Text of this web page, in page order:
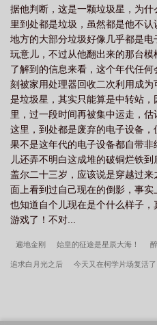
据他判断，这是一颗垃圾星，为
里到处都是垃圾，虽然都是他不
地方的大部分垃圾好像几乎都是
玩意儿，不过从他翻出来的那台
了解到的信息来看，这个年代任
刻被家用处理器回收二次利用成
是垃圾星，其实只能算是中转站
里，过一段时间再被集中运走，估
这里，到处都是废弃的电子设备
果不是这年代的电子设备都自带
儿还弄不明白这成堆的破铜烂铁到
盖尔二十三岁，应该说是穿越过
面上看到过自己现在的倒影，事
也知道自个儿现在是个什么样子
游戏了！不对...
遍地金刚 始皇的征途是星辰大海！
追求白月光之后 今天又在柯学片场复活了